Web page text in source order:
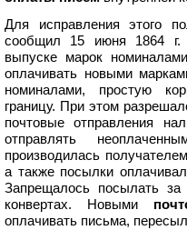
Для исправления этого
сообщил 15 июня 1864 г.
выпуске марок
оплачивать новыми
номиналами, простую
границу. При этом
почтовые отправления
отправлять
производилась
а также посылки
Запрещалось посылать
конвертах. Новыми
оплачивать письма,